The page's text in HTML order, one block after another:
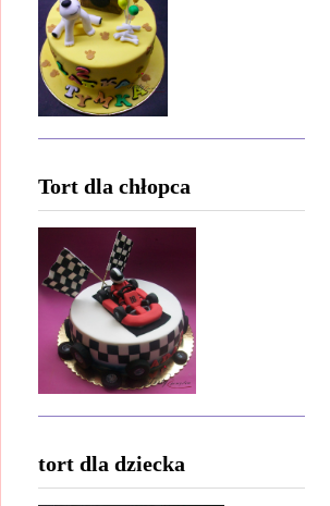
Tort dla chłopca
tort dla dziecka